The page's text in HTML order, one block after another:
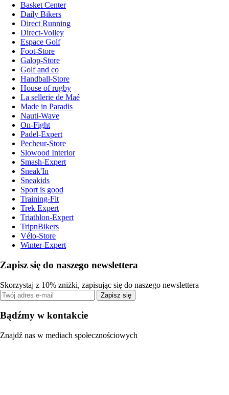
Basket Center
Daily Bikers
Direct Running
Direct-Volley
Espace Golf
Foot-Store
Galop-Store
Golf and co
Handball-Store
House of rugby
La sellerie de Maé
Made in Paradis
Nauti-Wave
On-Fight
Padel-Expert
Pecheur-Store
Slowood Interior
Smash-Expert
Sneak'In
Sneakids
Sport is good
Training-Fit
Trek Expert
Triathlon-Expert
TripnBikers
Vélo-Store
Winter-Expert
Zapisz się do naszego newslettera
Skorzystaj z 10% zniżki, zapisując się do naszego newslettera
Zapisz się
Bądźmy w kontakcie
Znajdź nas w mediach społecznościowych